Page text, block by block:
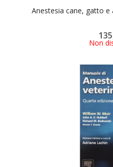
Anestesia cane, gatto e
Non